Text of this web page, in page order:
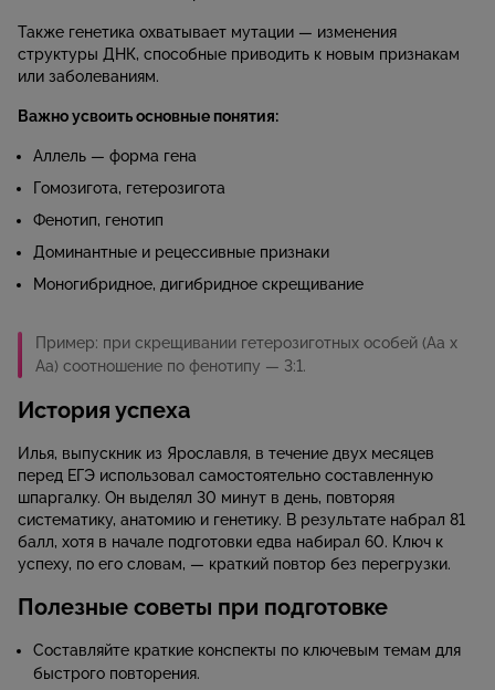
Также генетика охватывает мутации — изменения
структуры ДНК, способные приводить к новым признакам
или заболеваниям.
Важно усвоить основные понятия:
Аллель — форма гена
Гомозигота, гетерозигота
Фенотип, генотип
Доминантные и рецессивные признаки
Моногибридное, дигибридное скрещивание
Пример: при скрещивании гетерозиготных особей (Aa x
Aa) соотношение по фенотипу — 3:1.
История успеха
Илья, выпускник из Ярославля, в течение двух месяцев
перед ЕГЭ использовал самостоятельно составленную
шпаргалку. Он выделял 30 минут в день, повторяя
систематику, анатомию и генетику. В результате набрал 81
балл, хотя в начале подготовки едва набирал 60. Ключ к
успеху, по его словам, — краткий повтор без перегрузки.
Полезные советы при подготовке
Составляйте краткие конспекты по ключевым темам для
быстрого повторения.